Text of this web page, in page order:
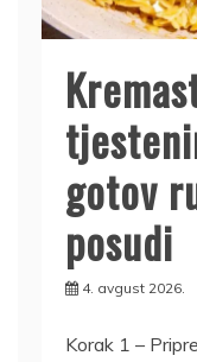
gotov
posudi
4. avgust 2026.
Korak 1 –